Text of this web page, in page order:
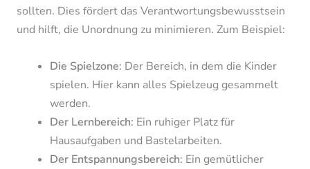
sollten. Dies fördert das Verantwortungsbewusstsein
und hilft, die Unordnung zu minimieren. Zum Beispiel:
Die Spielzone: Der Bereich, in dem die Kinder
spielen. Hier kann alles Spielzeug gesammelt
werden.
Der Lernbereich: Ein ruhiger Platz für
Hausaufgaben und Bastelarbeiten.
Der Entspannungsbereich: Ein gemütlicher